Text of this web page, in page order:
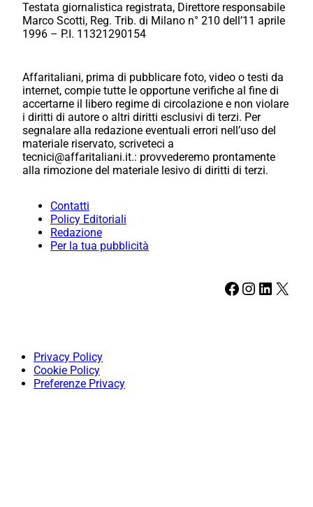
Testata giornalistica registrata, Direttore responsabile
Marco Scotti, Reg. Trib. di Milano n° 210 dell’11 aprile
1996 – P.I. 11321290154
Affaritaliani, prima di pubblicare foto, video o testi da
internet, compie tutte le opportune verifiche al fine di
accertarne il libero regime di circolazione e non violare
i diritti di autore o altri diritti esclusivi di terzi. Per
segnalare alla redazione eventuali errori nell’uso del
materiale riservato, scriveteci a
tecnici@affaritaliani.it.: provvederemo prontamente
alla rimozione del materiale lesivo di diritti di terzi.
Contatti
Policy Editoriali
Redazione
Per la tua pubblicità
Facebook Instagram LinkedIn X
Privacy Policy
Cookie Policy
Preferenze Privacy